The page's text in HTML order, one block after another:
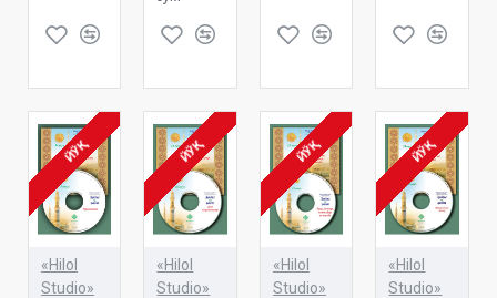
ЙЎҚ
«Hilol
Studio»
ЙЎҚ
«Hilol
Studio»
ЙЎҚ
«Hilol
Studio»
ЙЎҚ
«Hilol
Studio»